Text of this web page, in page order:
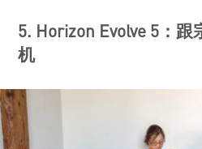
5. Horizo​​n Evolve 5：跟
机